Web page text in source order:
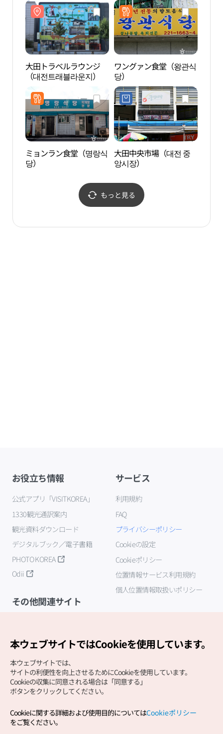
大田トラベルラウンジ
（대전트래블라운지）
ワングァン食堂（왕관식
당）
ミョンラン食堂（명랑식
당）
大田中央市場（대전 중
앙시장）
もっと見る
お役立ち情報
公式アプリ「VISITKOREA」
1330観光通訳案内
観光資料ダウンロード
デジタルブック／電子書籍
PHOTO KOREA
Odii
サービス
利用規約
FAQ
プライバシーポリシー
Cookieの設定
Cookieポリシー
位置情報サービス利用規約
個人位置情報取扱いポリシー
その他関連サイト
Copyright (c) Korea Tourism Organization All Rights
本ウェブサイトではCookieを使用しています。
本ウェブサイトでは、
サイトの利便性を向上させるためにCookieを使用しています。
Cookieの収集に同意される場合は「同意する」
ボタンをクリックしてください。
Cookieに関する詳細および使用目的についてはCookieポリシー
をご覧ください。